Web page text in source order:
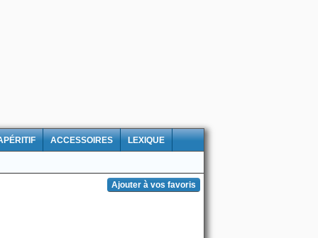
ACCESSOIRES LEXIQUE